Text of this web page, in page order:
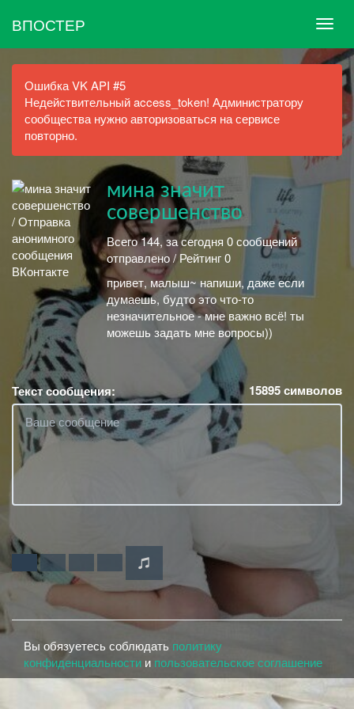
ВПОСТЕР
Ошибка VK API #5
Недействительный access_token! Администратору
сообщества нужно авторизоваться на сервисе
повторно.
мина значит
совершенство
Всего 144, за сегодня 0 сообщений
отправлено / Рейтинг 0
привет, малыш~ напиши, даже если
думаешь, будто это что-то
незначительное - мне важно всё! ты
можешь задать мне вопросы))
Текст сообщения: 15895символов
Вы обязуетесь соблюдать политику
конфиденциальности и пользовательское соглашение